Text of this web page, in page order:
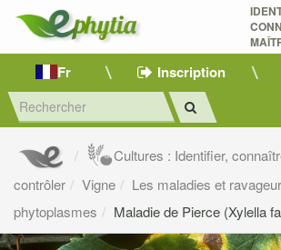
Fr Inscription
Cultures : Identifier,
contrôler
Vigne Les maladies et
phytoplasmes
Maladie de Pierce (Xylella